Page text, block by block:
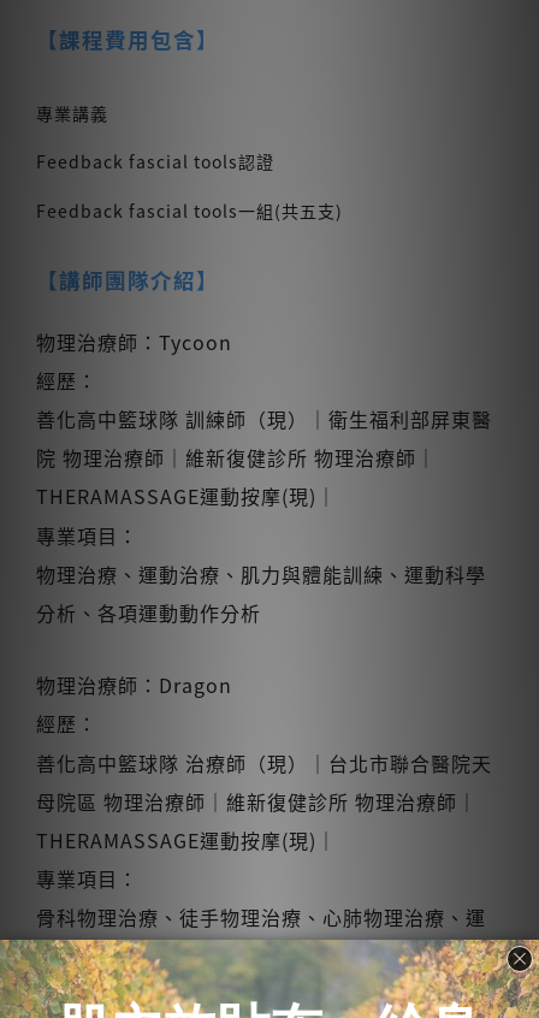
【課程費用包含】
專業講義
Feedback fascial tools認證
Feedback fascial tools一組(共五支)
【講師團隊介紹】
物理治療師：Tycoon
經歷：
善化高中籃球隊 訓練師（現）｜衛生福利部屏東醫
院 物理治療師｜維新復健診所 物理治療師｜
THERAMASSAGE運動按摩(現)｜
專業項目：
物理治療、運動治療、肌力與體能訓練、運動科學
分析、各項運動動作分析
物理治療師：Dragon
經歷：
善化高中籃球隊 治療師（現）｜台北市聯合醫院天
母院區 物理治療師｜維新復健診所 物理治療師｜
THERAMASSAGE運動按摩(現)｜
專業項目：
骨科物理治療、徒手物理治療、心肺物理治療、運
動傷害防護、運動傷害處理